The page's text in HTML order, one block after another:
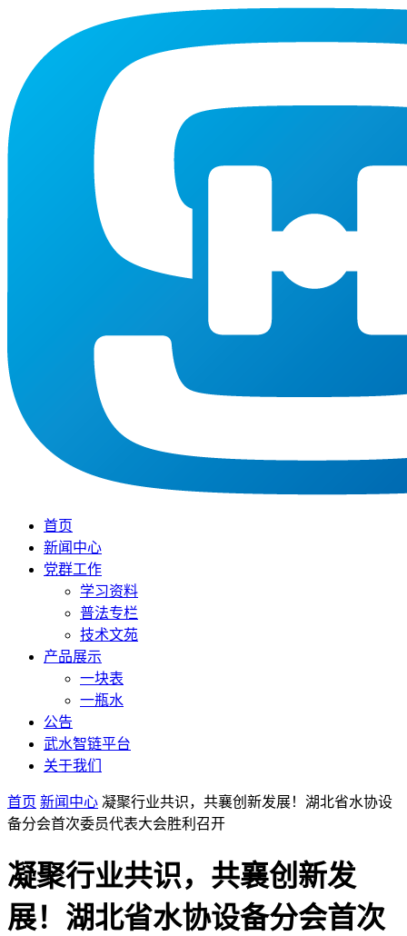
首页
新闻中心
党群工作
学习资料
普法专栏
技术文苑
产品展示
一块表
一瓶水
公告
武水智链平台
关于我们
首页 新闻中心 凝聚行业共识，共襄创新发展！湖北省水协设
备分会首次委员代表大会胜利召开
凝聚行业共识，共襄创新发
展！湖北省水协设备分会首次